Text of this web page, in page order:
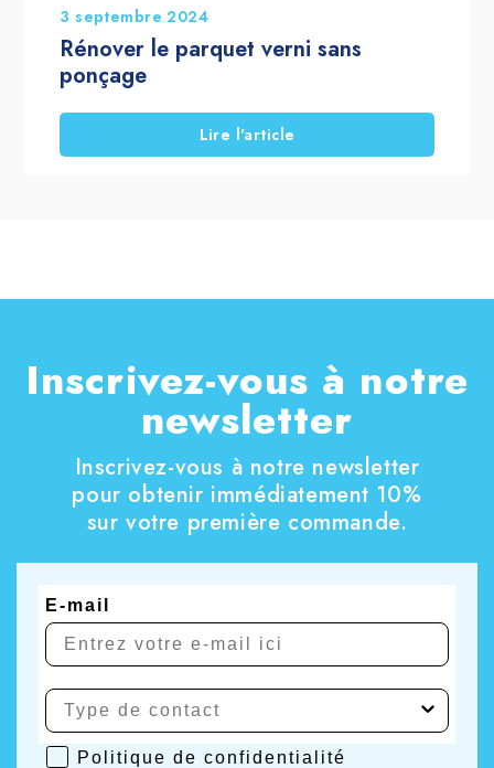
3 septembre 2024
Rénover le parquet verni sans
ponçage
Lire l'article
Inscrivez-vous à notre
newsletter
Inscrivez-vous à notre newsletter
pour obtenir immédiatement 10%
sur votre première commande.
E-mail
Politique de confidentialité
Politique de confidentialité